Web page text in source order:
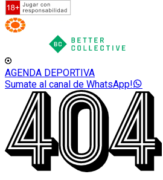
AGENDA DEPORTIVA
Sumate al canal de WhatsApp!